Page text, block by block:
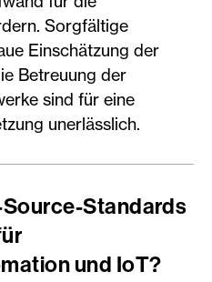
Sorgfältige
Einschätzung der
Betreuung der
sind für eine
unerlässlich.
Standards
und IoT?